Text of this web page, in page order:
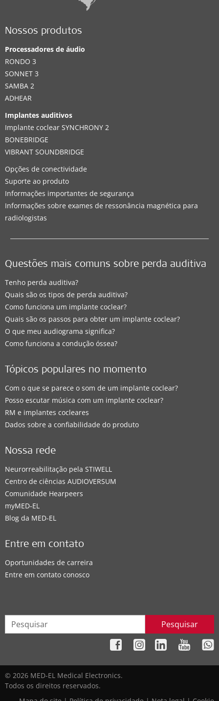
Nossos produtos
Processadores de áudio
RONDO 3
SONNET 3
SAMBA 2
ADHEAR
Implantes auditivos
Implante coclear SYNCHRONY 2
BONEBRIDGE
VIBRANT SOUNDBRIDGE
Opções de conectividade
Suporte ao produto
Informações importantes de segurança
Informações sobre exames de ressonância magnética para
radiologistas
Questões mais comuns sobre perda auditiva
Tenho perda auditiva?
Quais são os tipos de perda auditiva?
Como funciona um implante coclear?
Quais são os passos para obter um implante coclear?
O que meu audiograma significa?
Como funciona a condução óssea?
Tópicos populares no momento
Com o que se parece o som de um implante coclear?
Posso escutar música com um implante coclear?
RM e implantes cocleares
Dados sobre a confiabilidade do produto
Nossa rede
Neurorreabilitação pela STIWELL
Centro de ciências AUDIOVERSUM
Comunidade Hearpeers
myMED‑EL
Blog da MED-EL
Entre em contato
Oportunidades de carreira
Entre em contato conosco
Pesquisar
© 2026 MED-EL Medical Electronics.
Todos os direitos reservados.